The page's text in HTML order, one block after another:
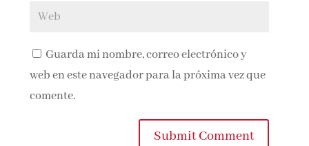
Guarda mi nombre, correo electrónico y
web en este navegador para la próxima vez que
comente.
Submit Comment